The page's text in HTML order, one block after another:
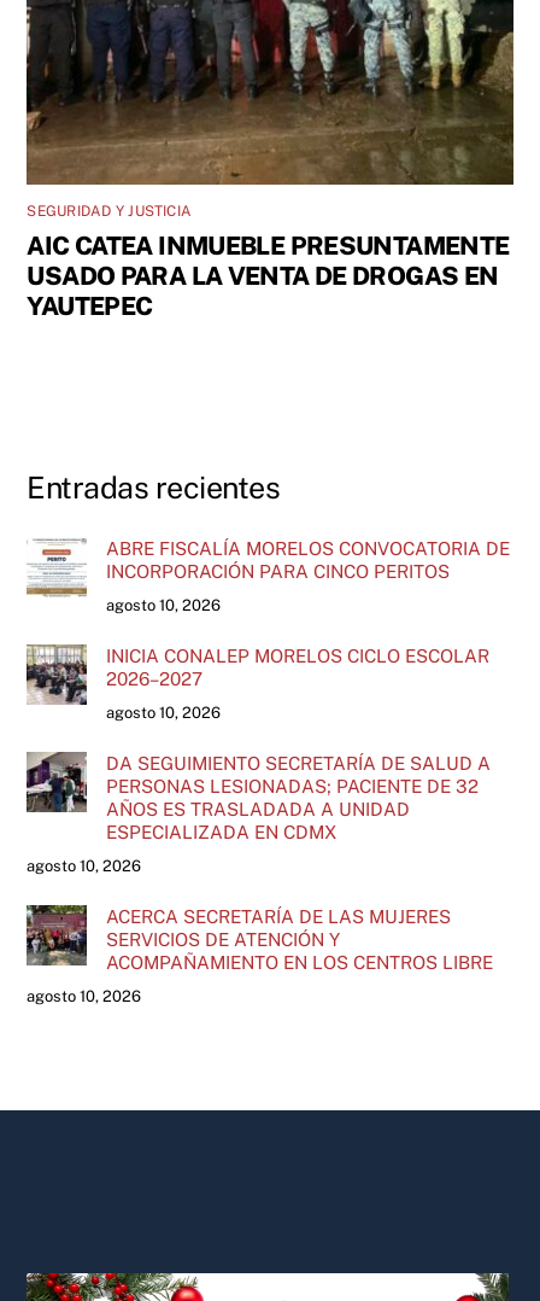
SEGURIDAD Y JUSTICIA
AIC CATEA INMUEBLE PRESUNTAMENTE
USADO PARA LA VENTA DE DROGAS EN
YAUTEPEC
Entradas recientes
ABRE FISCALÍA MORELOS CONVOCATORIA DE
INCORPORACIÓN PARA CINCO PERITOS
agosto 10, 2026
INICIA CONALEP MORELOS CICLO ESCOLAR
2026–2027
agosto 10, 2026
DA SEGUIMIENTO SECRETARÍA DE SALUD A
PERSONAS LESIONADAS; PACIENTE DE 32
AÑOS ES TRASLADADA A UNIDAD
ESPECIALIZADA EN CDMX
agosto 10, 2026
ACERCA SECRETARÍA DE LAS MUJERES
SERVICIOS DE ATENCIÓN Y
ACOMPAÑAMIENTO EN LOS CENTROS LIBRE
agosto 10, 2026